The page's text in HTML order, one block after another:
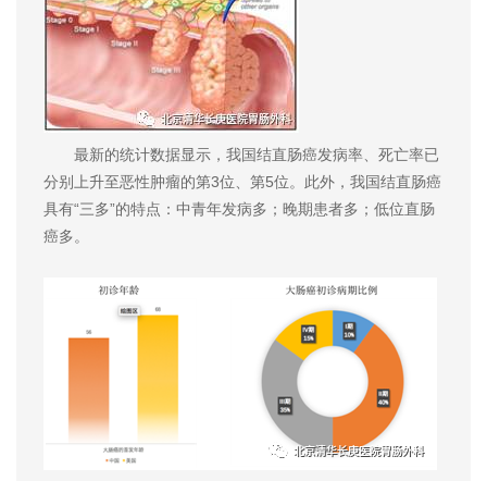
最新的统计数据显示，我国结直肠癌发病率、死亡率已
分别上升至恶性肿瘤的第3位、第5位。此外，我国结直肠癌
具有“三多”的特点：中青年发病多；晚期患者多；低位直肠
癌多。